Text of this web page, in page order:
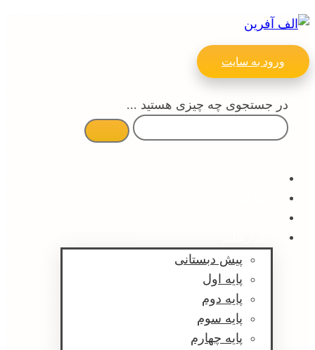
ورود به سایت
در جستجوی چه چیزی هستید ...
پیش دبستانی
پایه اول
پایه دوم
پایه سوم
پایه چهارم